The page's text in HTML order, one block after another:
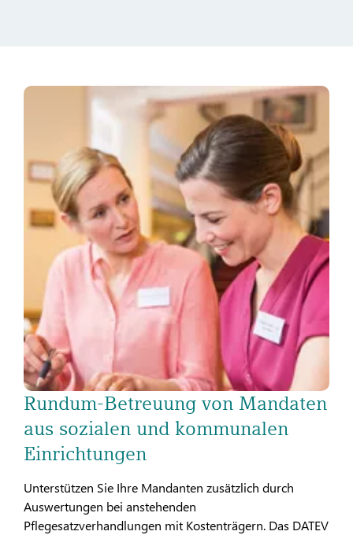
Rundum-Betreuung von Mandaten
aus sozialen und kommunalen
Einrichtungen
Unterstützen Sie Ihre Mandanten zusätzlich durch
Auswertungen bei anstehenden
Pflegesatzverhandlungen mit Kostenträgern. Das DATEV